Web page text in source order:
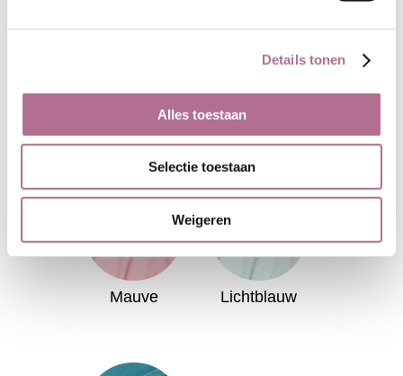
Details tonen
Alles toestaan
Selectie toestaan
Weigeren
Naturel
Mauve Lichtblauw